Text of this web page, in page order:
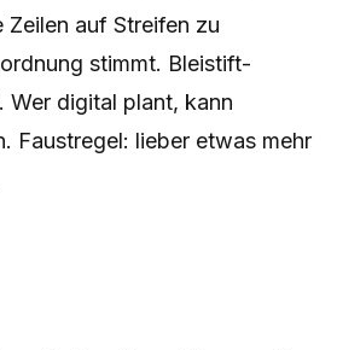
auf Streifen zu
stimmt. Bleistift-
Wer digital plant, kann
Faustregel: lieber etwas mehr